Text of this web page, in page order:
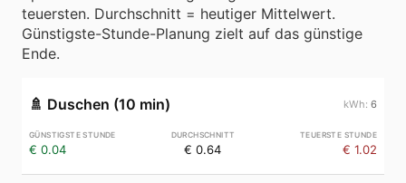
teuersten. Durchschnitt = heutiger Mittelwert.
Günstigste-Stunde-Planung zielt auf das günstige
Ende.
🚿 Duschen (10 min) 6
€ 0.04 € 0.64 € 1.02